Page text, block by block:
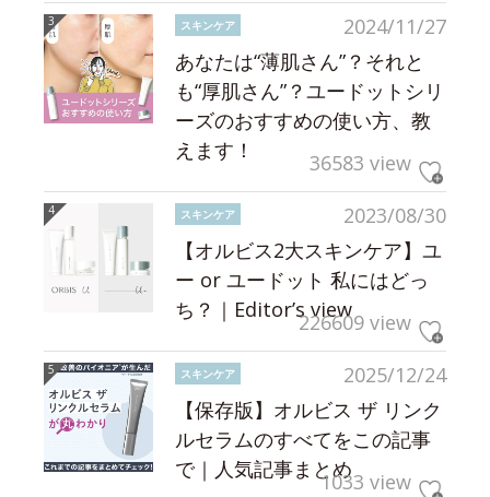
2024/11/27
スキンケア
あなたは“薄肌さん”？それと
も“厚肌さん”？ユードットシリ
ーズのおすすめの使い方、教
えます！
36583 view
2023/08/30
スキンケア
【オルビス2大スキンケア】ユ
ー or ユードット 私にはどっ
ち？｜Editor’s view226609 view
2025/12/24
スキンケア
【保存版】オルビス ザ リンク
ルセラムのすべてをこの記事
で｜人気記事まとめ1033 view